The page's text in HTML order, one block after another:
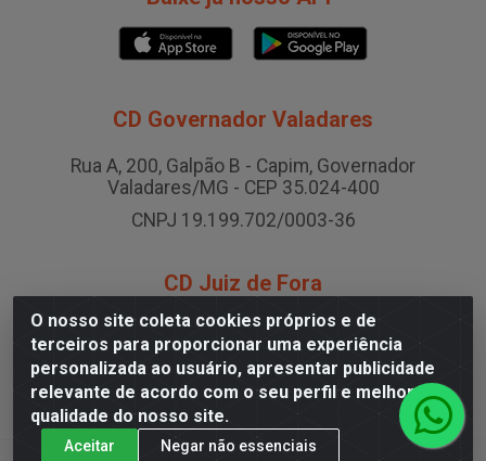
O nosso site coleta cookies próprios e de
terceiros para proporcionar uma experiência
personalizada ao usuário, apresentar publicidade
relevante de acordo com o seu perfil e melhorar a
qualidade do nosso site.
Aceitar Negar não essenciais
CD Governador Valadares
Rua A, 200, Galpão B - Capim, Governador
Valadares/MG - CEP 35.024-400
CNPJ 19.199.702/0003-36
CD Juiz de Fora
Rodovia BR-040 , Nº 0, Área B2 Condominio Brasil
LOG - São Pedro, Juiz de Fora/MG
CNPJ 19.199.702/0005-06